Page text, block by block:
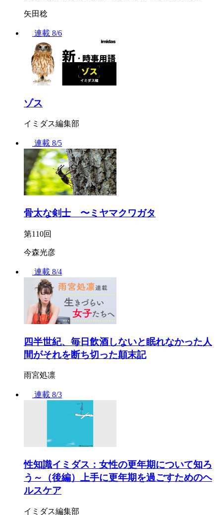
矢田稔
連載 8/6
ゾス
イミダス編集部
連載 8/5
骨太な剣士 〜ミヤマクワガタ
第110回
今森光彦
連載 8/4
四半世紀、毎日飲酒しないと眠れなかった人
間がそれを断ち切った顛末記
雨宮処凛
連載 8/3
性知識イミダス：女性の更年期について知ろ
う～（後編）上手に更年期を過ごすためのヘ
ルスケア
イミダス編集部